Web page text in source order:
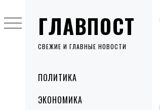
ГЛАВПОСТ
СВЕЖИЕ И ГЛАВНЫЕ НОВОСТИ
MenuПОЛИТИКА
ЭКОНОМИКА
to
content